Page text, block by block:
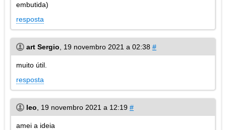
embutida)
resposta
art Sergio 19 novembro 2021 a 02:38 #
muito útil.
resposta
leo 19 novembro 2021 a 12:19 #
amei a ideia